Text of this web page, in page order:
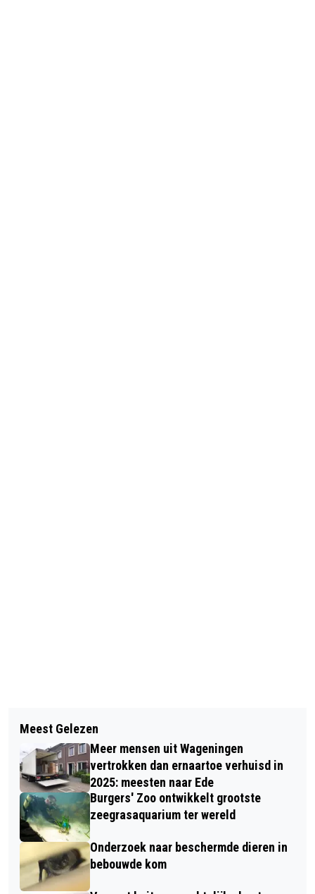
ARTS: GEVACCINEERDEN MOETEN
WETEN DAT ZIJ CORONAVIRUS
KUNNEN DOORGEVEN
PIETS WEERBERICHT: WARMTE, FIKSE
(ONWEERS)BUIEN, PLAATSELIJK
WATEROVERLAST
Meest Gelezen
Meer mensen uit Wageningen
vertrokken dan ernaartoe verhuisd in
2025: meesten naar Ede
Burgers' Zoo ontwikkelt grootste
zeegrasaquarium ter wereld
Onderzoek naar beschermde dieren in
bebouwde kom